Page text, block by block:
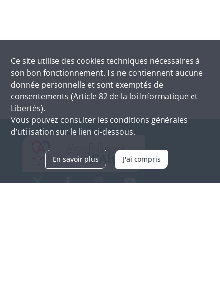
Ce site utilise des cookies techniques nécessaires à
son bon fonctionnement. Ils ne contiennent aucune
donnée personnelle et sont exemptés de
consentements (Article 82 de la loi Informatique et
Libertés).
Vous pouvez consulter les conditions générales
d’utilisation sur le lien ci-dessous.
En savoir plus J'ai compris